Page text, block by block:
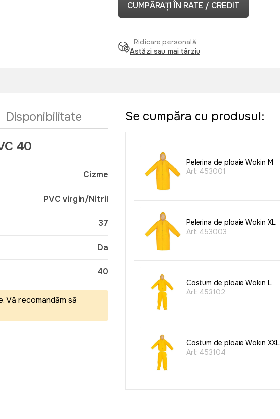
CUMPĂRAȚI ÎN RATE / CREDIT
Ridicare personală
Astăzi sau mai târziu
Disponibilitate
40
Cizme
PVC virgin/Nitril
37
Da
40
Vă recomandăm să
Se cumpăra cu produsul:
Pelerina de ploaie Wokin M
Art: 453001
Pelerina de ploaie Wokin XL
Art: 453003
Costum de ploaie Wokin L
Art: 453102
Costum de ploaie Wokin XXL
Art: 453104